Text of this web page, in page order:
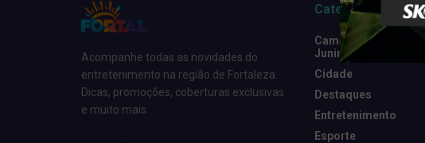
Acompanhe todas as novidades do
entretenimento na região de Fortaleza.
Dicas, promoções, coberturas exclusivas
e muito mais.
Categorias
Camarote Vip
Junino
Cidade
Destaques
Entretenimento
Esporte